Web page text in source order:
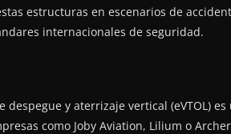
estructuras en escenarios de
internacionales de seguridad.
despegue y aterrizaje vertical (eVTOL)
como Joby Aviation, Lilium o